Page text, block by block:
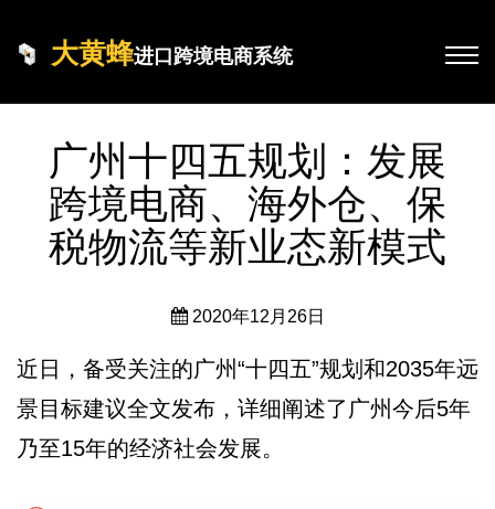
大黄蜂进口跨境电商系统
广州十四五规划：发展
跨境电商、海外仓、保
税物流等新业态新模式
2020年12月26日
近日，备受关注的广州“十四五”规划和2035年远
景目标建议全文发布，详细阐述了广州今后5年
乃至15年的经济社会发展。